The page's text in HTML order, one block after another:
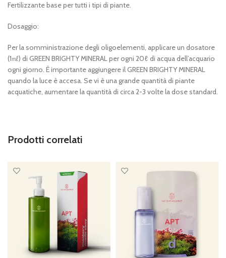
Fertilizzante base per tutti i tipi di piante.
Dosaggio:
Per la somministrazione degli oligoelementi, applicare un dosatore
(1㎖) di GREEN BRIGHTY MINERAL per ogni 20ℓ di acqua dell’acquario
ogni giorno. È importante aggiungere il GREEN BRIGHTY MINERAL
quando la luce è accesa. Se vi è una grande quantità di piante
acquatiche, aumentare la quantità di circa 2-3 volte la dose standard.
Prodotti correlati